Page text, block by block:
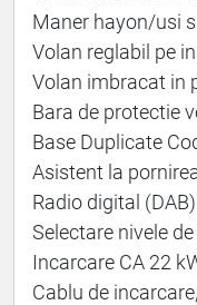
Maner hayon/usi
Volan reglabil pe
Volan imbracat in
Bara de protectie
Base Duplicate
Asistent la
Radio digital (DAB)
Selectare nivele
Incarcare CA 22
Cablu de